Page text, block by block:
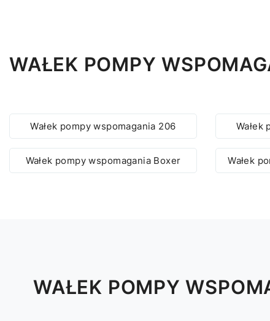
WAŁEK POMPY
Wałek pompy wspomagania 206 Wałek
Wałek pompy wspomagania Boxer Wałek
WAŁEK POMPY